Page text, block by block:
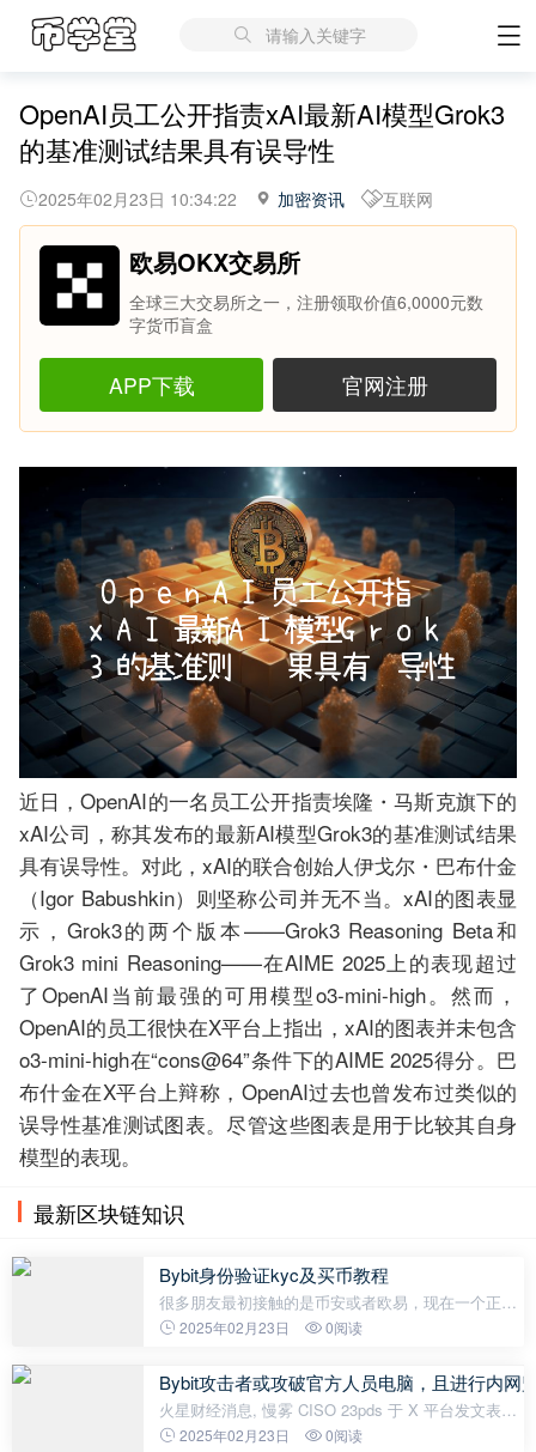
请输入关键字
OpenAI员工公开指责xAI最新AI模型Grok3
的基准测试结果具有误导性
2025年02月23日 10:34:22 加密资讯 互联网
欧易OKX交易所
全球三大交易所之一，注册领取价值6,0000元数
字货币盲盒
APP下载 官网注册
近日，OpenAI的一名员工公开指责埃隆・马斯克旗下的
xAI公司，称其发布的最新AI模型Grok3的基准测试结果
具有误导性。对此，xAI的联合创始人伊戈尔・巴布什金
（Igor Babushkin）则坚称公司并无不当。xAI的图表显
示，Grok3的两个版本——Grok3 Reasoning Beta和
Grok3 mini Reasoning——在AIME 2025上的表现超过
了OpenAI当前最强的可用模型o3-mini-high。然而，
OpenAI的员工很快在X平台上指出，xAI的图表并未包含
o3-mini-high在“cons@64”条件下的AIME 2025得分。巴
布什金在X平台上辩称，OpenAI过去也曾发布过类似的
误导性基准测试图表。尽管这些图表是用于比较其自身
模型的表现。
最新区块链知识
Bybit身份验证kyc及买币教程
很多朋友最初接触的是币安或者欧易，现在一个正在
崛起的交易所 Bybit也挺不错，今天我来教你们怎么
起看看具体的操作流程吧！ 第
2025年02月23日 0阅读
Bybit攻击者或攻破官方人员电脑，且进行内网
火星财经消息, 慢雾 CISO 23pds 于 X 平台发文表
示：“攻击者一次伪造签名攻击就拿走了 safe owner
2025年02月23日 0阅读